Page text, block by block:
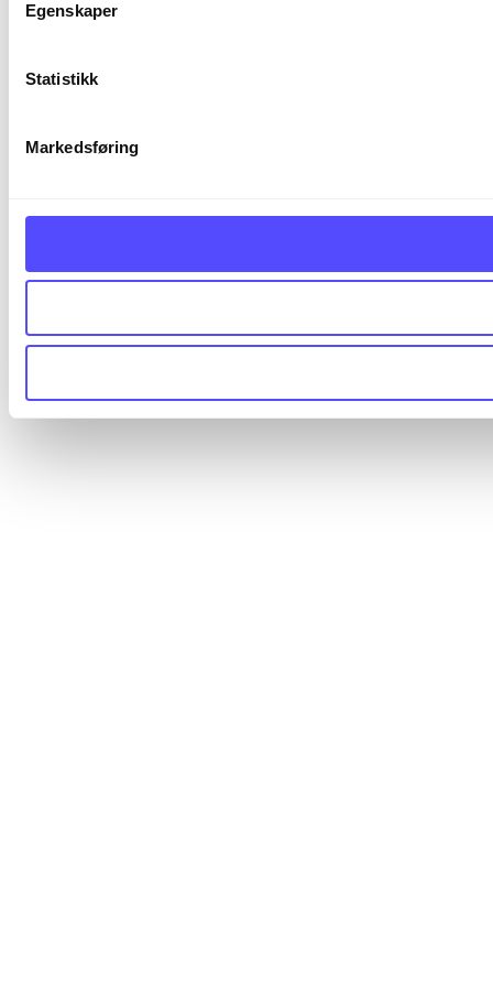
Egenskaper
Statistikk
Markedsføring